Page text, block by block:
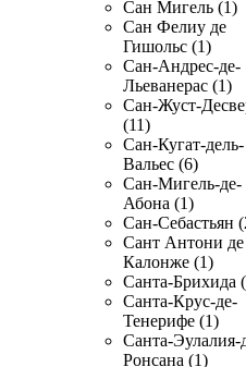
Сан Мигель (1)
Сан Фелиу де
Гишольс (1)
Сан-Андрес-де-
Льеванерас (1)
Сан-Жуст-
(11)
Сан-Кугат-дель-
Вальес (6)
Сан-Мигель-де-
Абона (1)
Сан-Себастьян
Сант Антони де
Калонже (1)
Санта-Брихида
Санта-Крус-де-
Тенерифе (1)
Санта-Эулалия-
Ронсана (1)